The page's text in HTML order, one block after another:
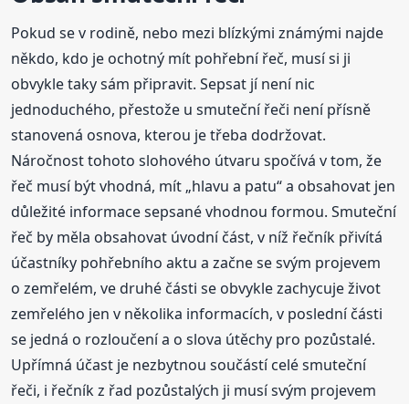
Pokud se v rodině, nebo mezi blízkými známými najde
někdo, kdo je ochotný mít pohřební řeč, musí si ji
obvykle taky sám připravit. Sepsat jí není nic
jednoduchého, přestože u smuteční řeči není přísně
stanovená osnova, kterou je třeba dodržovat.
Náročnost tohoto slohového útvaru spočívá v tom, že
řeč musí být vhodná, mít „hlavu a patu“ a obsahovat jen
důležité informace sepsané vhodnou formou. Smuteční
řeč by měla obsahovat úvodní část, v níž řečník přivítá
účastníky pohřebního aktu a začne se svým projevem
o zemřelém, ve druhé části se obvykle zachycuje život
zemřelého jen v několika informacích, v poslední části
se jedná o rozloučení a o slova útěchy pro pozůstalé.
Upřímná účast je nezbytnou součástí celé smuteční
řeči, i řečník z řad pozůstalých ji musí svým projevem